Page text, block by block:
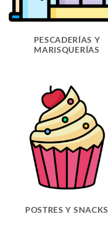
PESCADERÍAS Y
MARISQUERÍAS
POSTRES Y SNACKS